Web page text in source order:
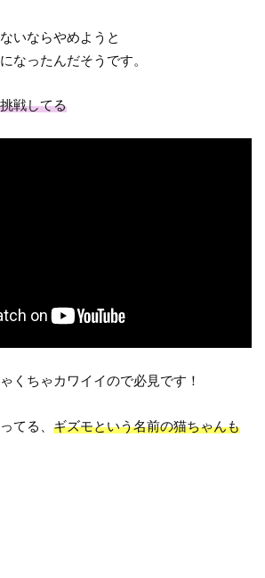
いならやめようと
なったんだそうです。
戦してる
くちゃカワイイので必見です！
てる、ギズモという名前の猫ちゃんも